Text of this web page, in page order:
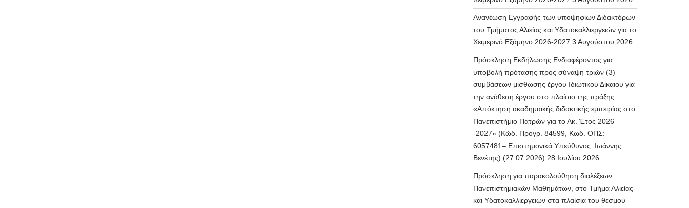
Ανανέωση Εγγραφής των υποψηφίων Διδακτόρων
του Τμήματος Αλιείας και Υδατοκαλλιεργειών για το
Χειμερινό Εξάμηνο 2026-2027 3 Αυγούστου 2026
Πρόσκληση Εκδήλωσης Ενδιαφέροντος για
υποβολή πρότασης προς σύναψη τριών (3)
συμβάσεων μίσθωσης έργου Ιδιωτικού Δίκαιου για
την ανάθεση έργου στο πλαίσιο της πράξης
«Απόκτηση ακαδημαϊκής διδακτικής εμπειρίας στο
Πανεπιστήμιο Πατρών για το Ακ. Έτος 2026
-2027» (Κώδ. Προγρ. 84599, Κωδ. ΟΠΣ:
6057481– Επιστημονικά Υπεύθυνος: Ιωάννης
Βενέτης) (27.07.2026) 28 Ιουλίου 2026
Πρόσκληση για παρακολούθηση διαλέξεων
Πανεπιστημιακών Μαθημάτων, στο Τμήμα Αλιείας
και Υδατοκαλλιεργειών στα πλαίσια του θεσμού